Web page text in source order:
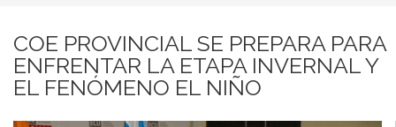
COE PROVINCIAL SE PREPARA PARA
ENFRENTAR LA ETAPA INVERNAL Y
EL FENÓMENO EL NIÑO